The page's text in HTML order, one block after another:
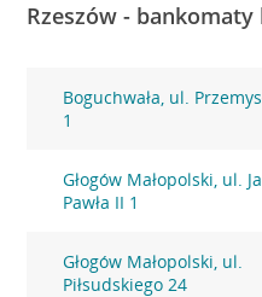
Rzeszów -
Boguchwała, ul.
1
Głogów Małopolski, ul.
Pawła II 1
Głogów Małopolski, ul.
Piłsudskiego 24